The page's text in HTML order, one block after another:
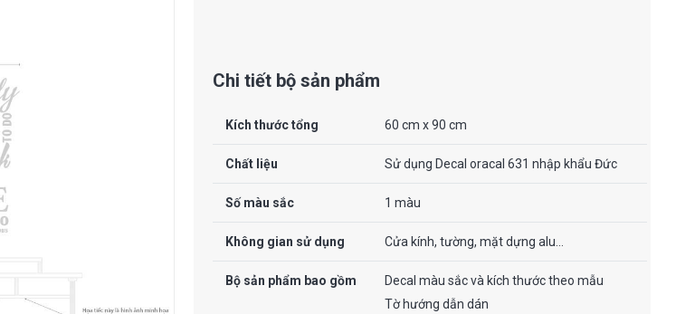
Chi tiết bộ sản phẩm
Kích thước tổng 60 cm x 90 cm
Chất liệu Sử dụng Decal oracal 631 nhập khẩu Đức
Số màu sắc 1 màu
Không gian sử dụng Cửa kính, tường, mặt dựng alu…
Bộ sản phẩm bao gồm
Decal màu sắc và kích thước theo mẫu
Tờ hướng dẫn dán